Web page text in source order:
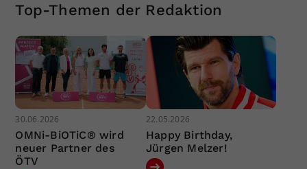
Top-Themen der Redaktion
30.06.2026
OMNi-BiOTiC® wird
neuer Partner des
ÖTV
22.05.2026
Happy Birthday,
Jürgen Melzer!